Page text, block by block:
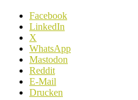
Facebook
LinkedIn
X
WhatsApp
Mastodon
Reddit
E-Mail
Drucken